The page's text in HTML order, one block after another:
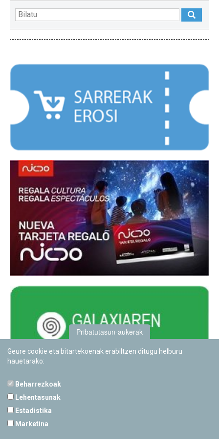
Pribatutasun-aukerak
Geure cookie eta bitartekoenak erabiltzen ditugu helburu
hauetarako:
Beharrezkoak
Lehentasunak
Estadistika
Marketina